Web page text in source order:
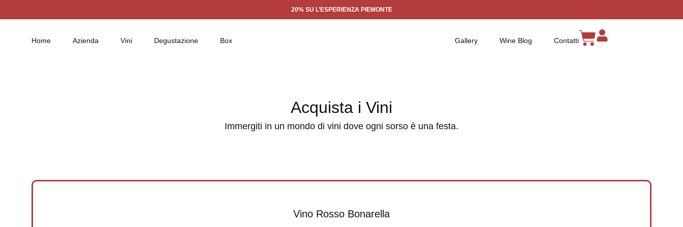
20% SU L’ESPERIENZA PIEMONTE
Home Azienda Vini Degustazione Box Gallery Wine Blog Contatti
Acquista i Vini
Immergiti in un mondo di vini dove ogni sorso è una festa.
Vino Rosso Bonarella